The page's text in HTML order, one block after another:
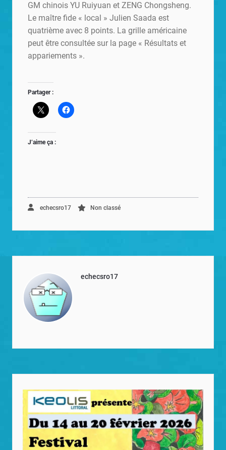
GM chinois YU Ruiyuan et ZENG Chongsheng.
Le maître fide « local » Julien Saada est
quatrième avec 8 points. La grille américaine
peut être consultée sur la page « Résultats et
appariements ».
Partager :
J’aime ça :
echecsro17 Non classé
echecsro17